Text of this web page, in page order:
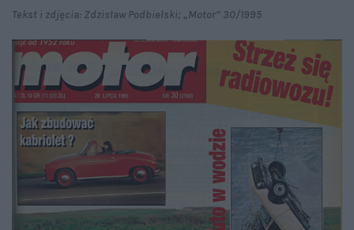
Tekst i zdjęcia: Zdzisław Podbielski; „Motor” 30/1995